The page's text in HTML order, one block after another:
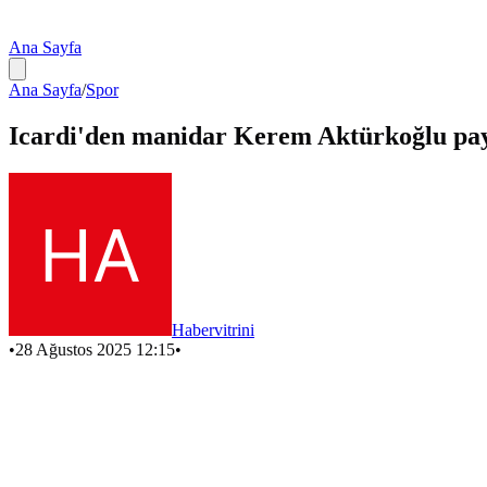
Ana Sayfa
Ana Sayfa/Spor
Icardi'den manidar Kerem Aktürkoğlu
Habervitrini
•28 Ağustos 2025 12:15•